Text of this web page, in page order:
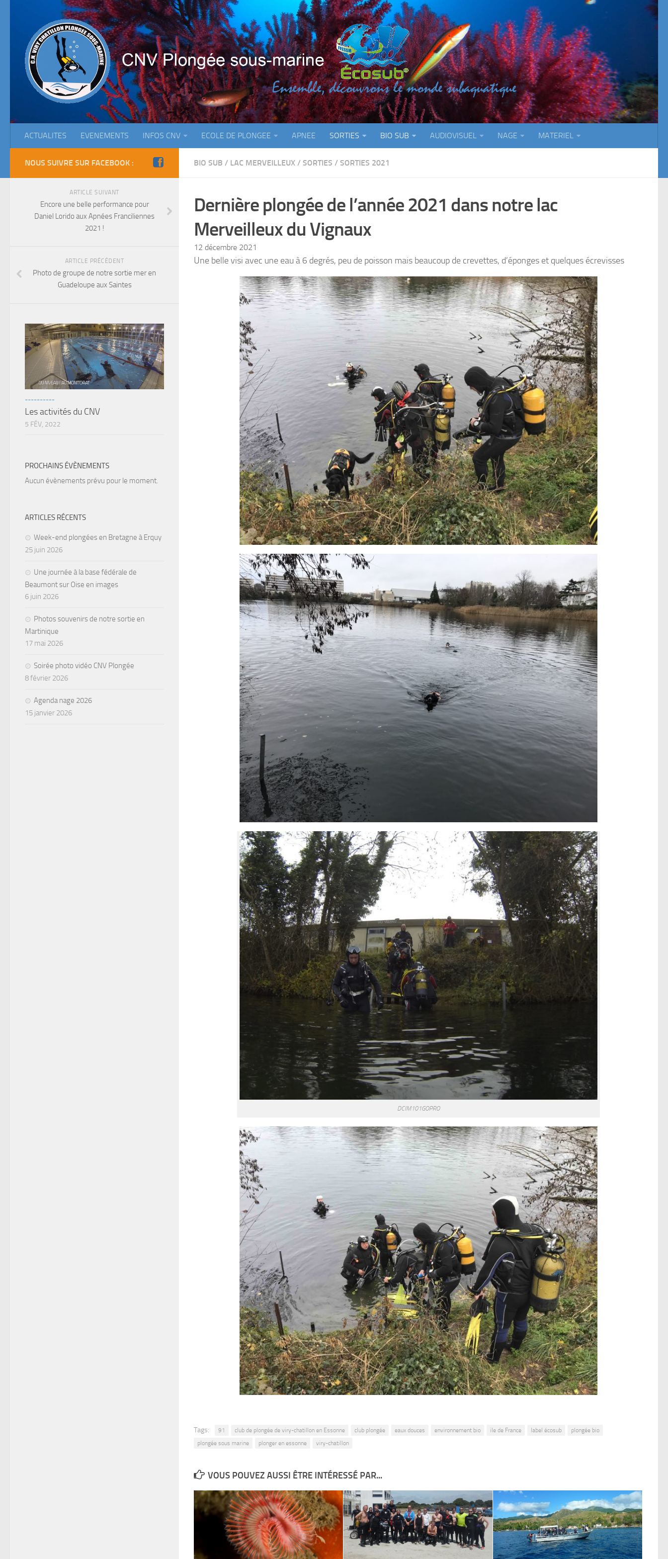
ACTUALITES EVENEMENTS INFOS CNV ECOLE DE PLONGEE APNEE SORTIES BIO SUB AUDIOVISUEL NAGE MATERIEL
BIO SUB / LAC MERVEILLEUX / SORTIES / SORTIES 2021
Dernière plongée de l’année 2021 dans notre lac
Merveilleux du Vignaux
12 décembre 2021
Une belle visi avec une eau à 6 degrés, peu de poisson mais beaucoup de crevettes, d’éponges et quelques écrevisses
DCIM101GOPRO
Tags: 91 club de plongée de viry-chatillon en Essonne club plongée eaux douces environnement bio ile de France label écosub
plongée bio
plongée sous marine
plonger en essonne viry-chatillon
VOUS POUVEZ AUSSI ÊTRE INTÉRESSÉ PAR...
NOUS SUIVRE SUR FACEBOOK :
ARTICLE SUIVANT
Encore une belle performance pour
Daniel Lorido aux Apnées Franciliennes
2021 !
ARTICLE PRÉCÉDENT
Photo de groupe de notre sortie mer en
Guadeloupe aux Saintes
----------
Les activités du CNV
5 FÉV, 2022
PROCHAINS ÉVÈNEMENTS
Aucun évènements prévu pour le moment.
ARTICLES RÉCENTS
Week-end plongées en Bretagne à Erquy
25 juin 2026
Une journée à la base fédérale de
Beaumont sur Oise en images
6 juin 2026
Photos souvenirs de notre sortie en
Martinique
17 mai 2026
Soirée photo vidéo CNV Plongée
8 février 2026
Agenda nage 2026
15 janvier 2026